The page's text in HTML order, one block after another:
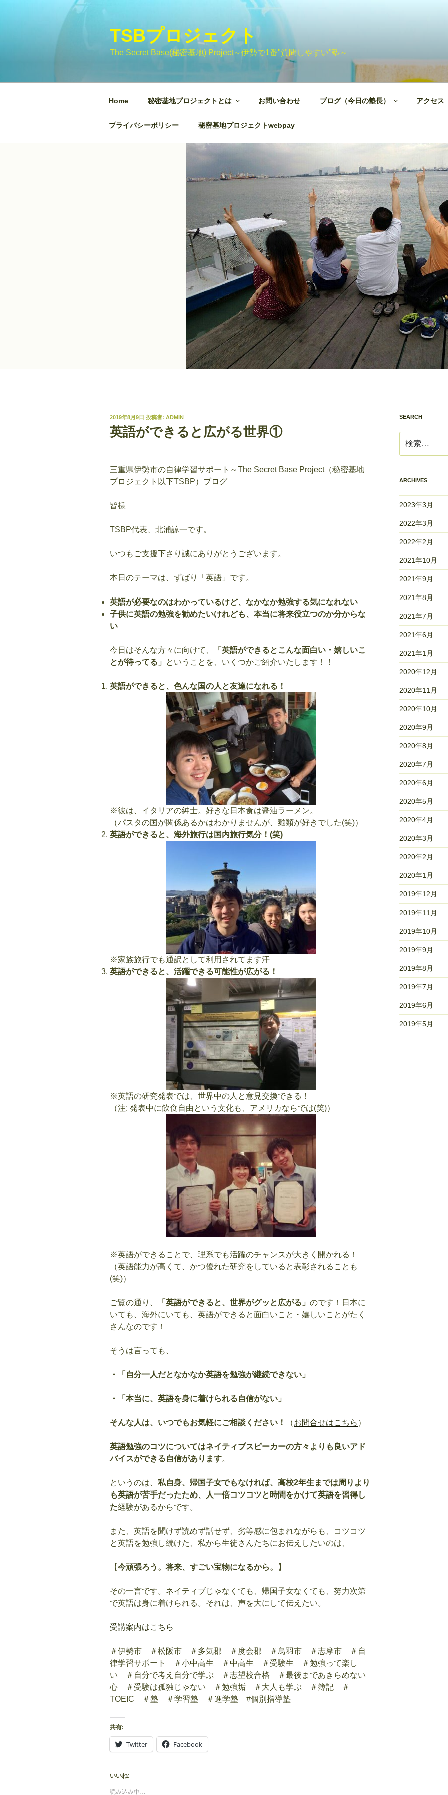
TSBプロジェクト
The Secret Base(秘密基地) Project～伊勢で1番"質問しやすい"塾～
Home 秘密基地プロジェクトとは お問い合わせ ブログ（今日の塾長） アクセス
プライバシーポリシー 秘密基地プロジェクトwebpay
投
稿
日:
2019年8月9日 投稿者: ADMIN
英語ができると広がる世界①
三重県伊勢市の自律学習サポート～The Secret Base Project（秘密基地
プロジェクト以下TSBP）ブログ
皆様
TSBP代表、北浦諒一です。
いつもご支援下さり誠にありがとうございます。
本日のテーマは、ずばり「英語」です。
英語が必要なのはわかっているけど、なかなか勉強する気になれない
子供に英語の勉強を勧めたいけれども、本当に将来役立つのか分からな
い
今日はそんな方々に向けて、
「英語ができるとこんな面白い・嬉しいこ
とが待ってる」 ということを、いくつかご紹介いたします！！
英語ができると、色んな国の人と友達になれる！
※彼は、イタリアの紳士。好きな日本食は醤油ラーメン。
（パスタの国が関係あるかはわかりませんが、麺類が好きでした(笑)）
英語ができると、海外旅行は国内旅行気分！(笑)
※家族旅行でも通訳として利用されてます汗
英語ができると、活躍できる可能性が広がる！
※英語の研究発表では、世界中の人と意見交換できる！
（注: 発表中に飲食自由という文化も、アメリカならでは(笑)）
※英語ができることで、理系でも活躍のチャンスが大きく開かれる！
（英語能力が高くて、かつ優れた研究をしていると表彰されることも
(笑)）
ご覧の通り、 「英語ができると、世界がグッと広がる」 のです！日本に
いても、海外にいても、英語ができると面白いこと・嬉しいことがたく
さんなのです！
そうは言っても、
・「自分一人だとなかなか英語を勉強が継続できない」
・「本当に、英語を身に着けられる自信がない」
そんな人は、いつでもお気軽にご相談ください！ （お問合せはこちら ）
英語勉強のコツについてはネイティブスピーカーの方々よりも良いアド
バイスができる自信があります。
というのは、 私自身、帰国子女でもなければ、高校2年生までは周りより
も英語が苦手だったため、人一倍コツコツと時間をかけて英語を習得し
た経験があるからです。
また、英語を聞けず読めず話せず、劣等感に包まれながらも、コツコツ
と英語を勉強し続けた、私から生徒さんたちにお伝えしたいのは、
【今頑張ろう。将来、すごい宝物になるから。 】
その一言です。ネイティブじゃなくても、帰国子女なくても、努力次第
で英語は身に着けられる。それは、声を大にして伝えたい。
受講案内はこちら
＃伊勢市 ＃松阪市 ＃多気郡 ＃度会郡 ＃鳥羽市 ＃志摩市 ＃自
律学習サポート ＃小中高生 ＃中高生 ＃受験生 ＃勉強って楽し
い ＃自分で考え自分で学ぶ ＃志望校合格 ＃最後まであきらめない
心 ＃受験は孤独じゃない ＃勉強垢 ＃大人も学ぶ ＃簿記 ＃
TOEIC ＃塾 ＃学習塾 ＃進学塾 #個別指導塾
共有:
Twitter Facebook
いいね:
読み込み中…
SEARCH
索:
ARCHIVES
2023年3月
2022年3月
2022年2月
2021年10月
2021年9月
2021年8月
2021年7月
2021年6月
2021年1月
2020年12月
2020年11月
2020年10月
2020年9月
2020年8月
2020年7月
2020年6月
2020年5月
2020年4月
2020年3月
2020年2月
2020年1月
2019年12月
2019年11月
2019年10月
2019年9月
2019年8月
2019年7月
2019年6月
2019年5月